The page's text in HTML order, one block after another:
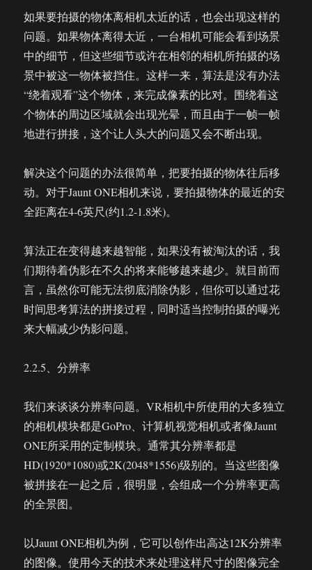
如果要拍摄的物体离相机太近的话，也会出现这样的
问题。如果物体离得太近，一台相机可能会看到场景
中的细节，但这些细节或许在相邻的相机所拍摄的场
景中被这一物体被挡住。这样一来，算法是没有办法
“绕着观看”这个物体，来完成像素的比对。围绕着这
个物体的周边区域就会出现光晕，而且由于一帧一帧
地进行拼接，这个让人头大的问题又会不断出现。
解决这个问题的办法很简单，把要拍摄的物体往后移
动。对于Jaunt ONE相机来说，要拍摄物体的最近的安
全距离在4-6英尺(约1.2-1.8米)。
算法正在变得越来越智能，如果没有被淘汰的话，我
们期待着伪影在不久的将来能够越来越少。就目前而
言，虽然你可能无法彻底消除伪影，但你可以通过花
时间思考算法的拼接过程，同时适当控制拍摄的曝光
来大幅减少伪影问题。
2.2.5、分辨率
我们来谈谈分辨率问题。VR相机中所使用的大多独立
的相机模块都是GoPro、计算机视觉相机或者像Jaunt
ONE所采用的定制模块。通常其分辨率都是
HD(1920*1080)或2K(2048*1556)级别的。当这些图像
被拼接在一起之后，很明显，会组成一个分辨率更高
的全景图。
以Jaunt ONE相机为例，它可以创作出高达12K分辨率
的图像。使用今天的技术来处理这样尺寸的图像完全